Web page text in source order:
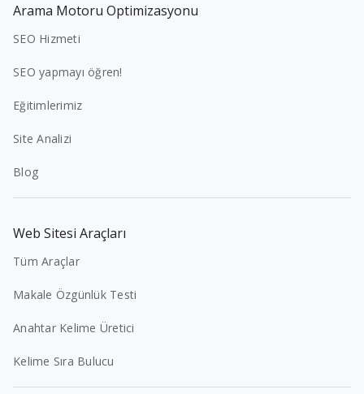
Arama Motoru Optimizasyonu
SEO Hizmeti
SEO yapmayı öğren!
Eğitimlerimiz
Site Analizi
Blog
Web Sitesi Araçları
Tüm Araçlar
Makale Özgünlük Testi
Anahtar Kelime Üretici
Kelime Sıra Bulucu